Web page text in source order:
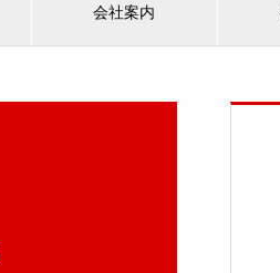
会社案内